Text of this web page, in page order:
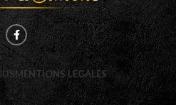
MENTIONS LÉGALES